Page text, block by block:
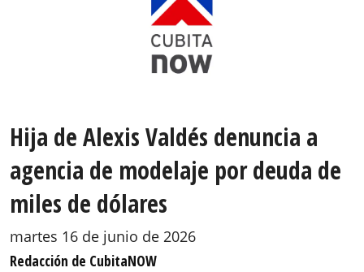
Hija de Alexis Valdés denuncia a
agencia de modelaje por deuda de
miles de dólares
martes 16 de junio de 2026
Redacción de CubitaNOW